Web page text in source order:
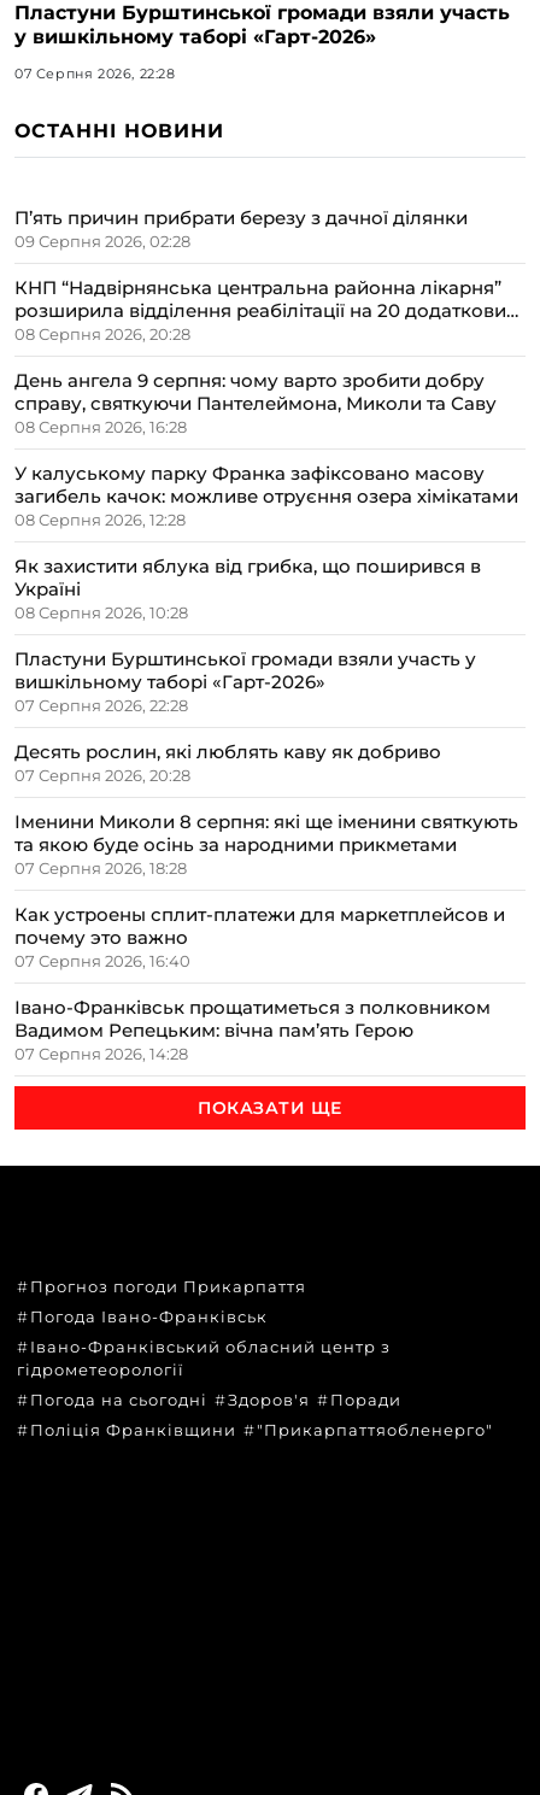
Пластуни Бурштинської громади взяли участь
у вишкільному таборі «Гарт-2026»
07 Серпня 2026, 22:28
ОСТАННІ НОВИНИ
П’ять причин прибрати березу з дачної ділянки
09 Серпня 2026, 02:28
КНП “Надвірнянська центральна районна лікарня”
розширила відділення реабілітації на 20 додаткових
ліжок
08 Серпня 2026, 20:28
День ангела 9 серпня: чому варто зробити добру
справу, святкуючи Пантелеймона, Миколи та Саву
08 Серпня 2026, 16:28
У калуському парку Франка зафіксовано масову
загибель качок: можливе отруєння озера хімікатами
08 Серпня 2026, 12:28
Як захистити яблука від грибка, що поширився в
Україні
08 Серпня 2026, 10:28
Пластуни Бурштинської громади взяли участь у
вишкільному таборі «Гарт-2026»
07 Серпня 2026, 22:28
Десять рослин, які люблять каву як добриво
07 Серпня 2026, 20:28
Іменини Миколи 8 серпня: які ще іменини святкують
та якою буде осінь за народними прикметами
07 Серпня 2026, 18:28
Как устроены сплит-платежи для маркетплейсов и
почему это важно
07 Серпня 2026, 16:40
Івано-Франківськ прощатиметься з полковником
Вадимом Репецьким: вічна пам’ять Герою
07 Серпня 2026, 14:28
ПОКАЗАТИ ЩЕ
Прогноз погоди Прикарпаття
Погода Івано-Франківськ
Івано-Франківський обласний центр з
гідрометеорології
Погода на сьогодні
Здоров'я
Поради
Поліція Франківщини
"Прикарпаттяобленерго"